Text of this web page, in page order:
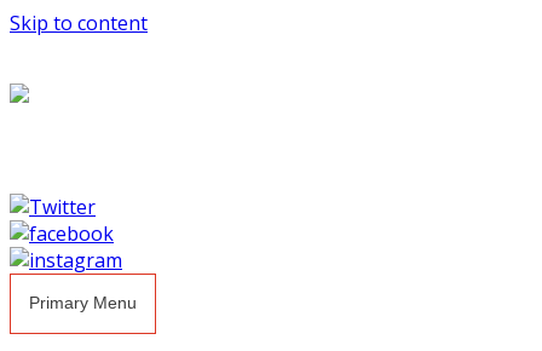
Skip to content
Primary Menu